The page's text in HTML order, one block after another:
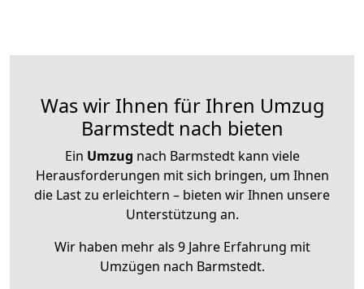
Was wir Ihnen für Ihren Umzug
Barmstedt nach bieten
Ein Umzug nach Barmstedt kann viele
Herausforderungen mit sich bringen, um Ihnen
die Last zu erleichtern – bieten wir Ihnen unsere
Unterstützung an.
Wir haben mehr als 9 Jahre Erfahrung mit
Umzügen nach Barmstedt.